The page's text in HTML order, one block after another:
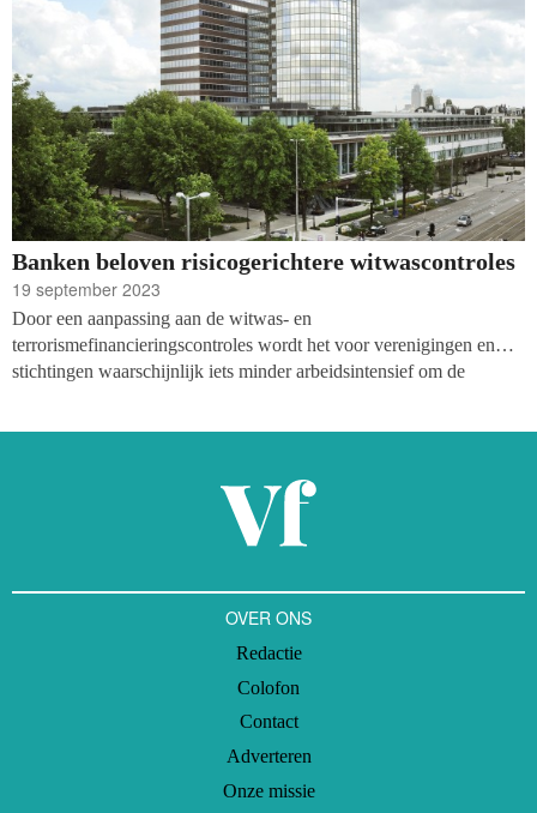
Banken beloven risicogerichtere witwascontroles
19 september 2023
Door een aanpassing aan de witwas- en
terrorismefinancieringscontroles wordt het voor verenigingen en
stichtingen waarschijnlijk iets minder arbeidsintensief om de
Nederlandse Vereniging van Banken (NVB) heeft nu beterschap
beloofd en in samenwerking met partijen uit de non-profitsector
OVER ONS
Redactie
Colofon
Contact
Adverteren
Onze missie